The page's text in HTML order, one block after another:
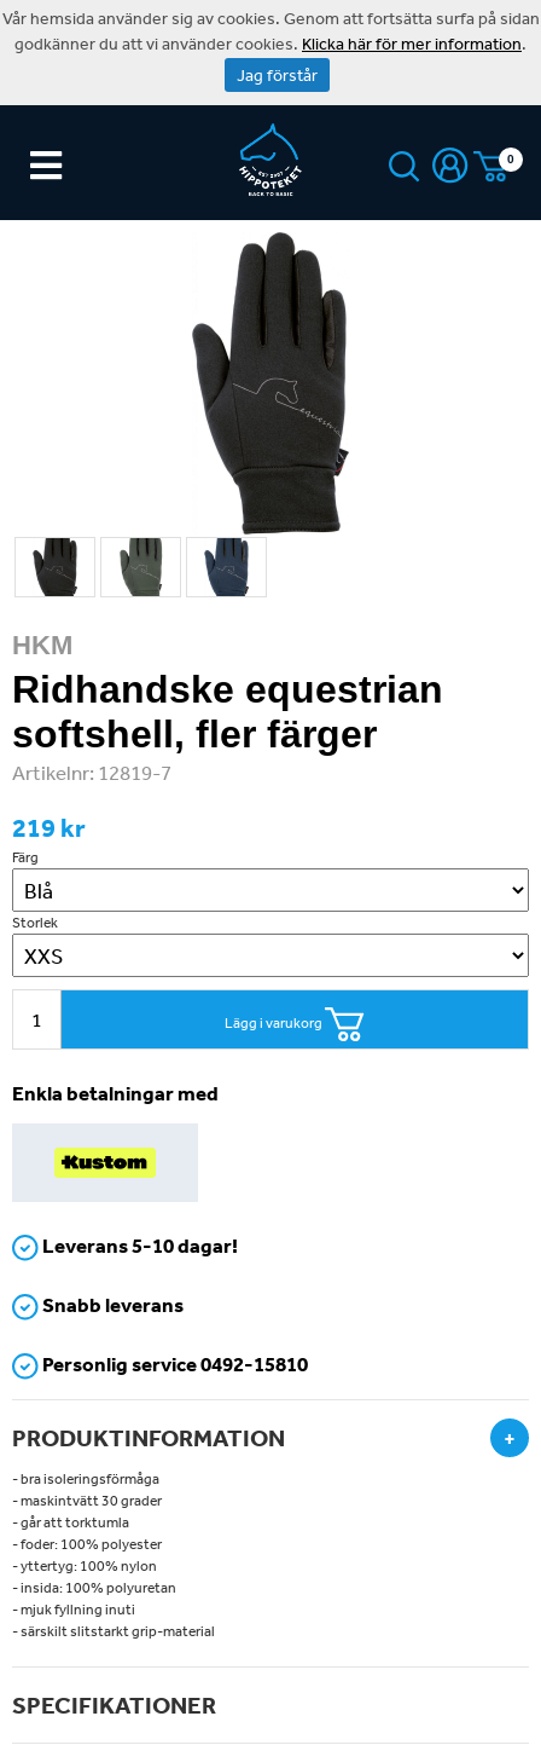
0
HKM
Ridhandske equestrian
softshell, fler färger
Artikelnr: 12819-7
219 kr
Färg
Storlek
Lägg i varukorg
Enkla betalningar med
Leverans 5-10 dagar!
Snabb leverans
Personlig service 0492-15810
PRODUKTINFORMATION +
- bra isoleringsförmåga
- maskintvätt 30 grader
- går att torktumla
- foder: 100% polyester
- yttertyg: 100% nylon
- insida: 100% polyuretan
- mjuk fyllning inuti
- särskilt slitstarkt grip-material
SPECIFIKATIONER
Vår hemsida använder sig av cookies. Genom att fortsätta surfa på sidan
godkänner du att vi använder cookies. Klicka här för mer information.
Jag förstår